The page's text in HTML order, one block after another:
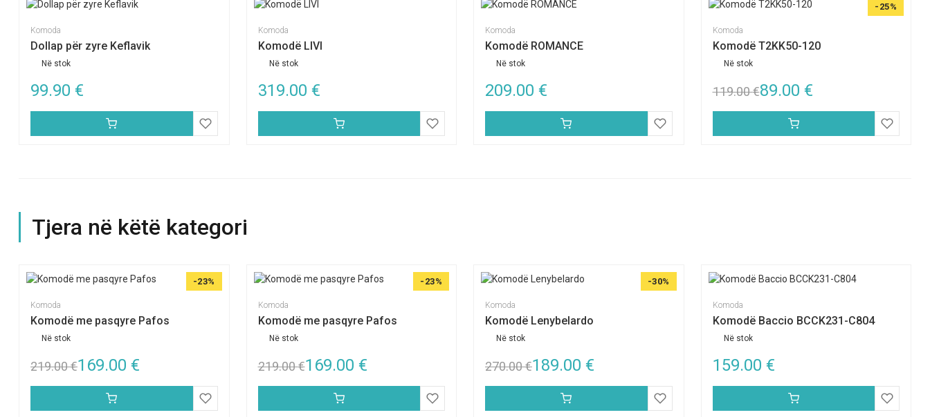
Komoda
Dollap për zyre Keflavik
Në stok
99.90 €
Komoda
Komodë LIVI
Në stok
319.00 €
Komoda
Komodë ROMANCE
Në stok
209.00 €
-25%
Komoda
Komodë T2KK50-120
Në stok
119.00€89.00 €
Tjera në këtë kategori
-23%
Komoda
Komodë me pasqyre Pafos
Në stok
219.00€169.00 €
-23%
Komoda
Komodë me pasqyre Pafos
Në stok
219.00€169.00 €
-30%
Komoda
Komodë Lenybelardo
Në stok
270.00€189.00 €
Komoda
Komodë Baccio BCCK231-C804
Në stok
159.00 €